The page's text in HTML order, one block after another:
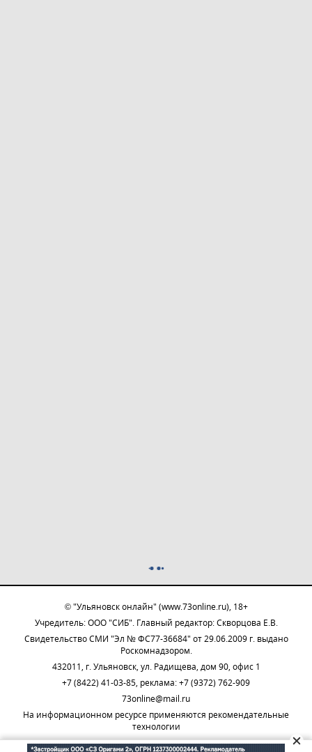
© "Ульяновск онлайн" (www.73online.ru), 18+
Учредитель: ООО "СИБ". Главный редактор: Скворцова Е.В.
Свидетельство СМИ "Эл № ФС77-36684" от 29.06.2009 г. выдано
Роскомнадзором.
432011, г. Ульяновск, ул. Радищева, дом 90, офис 1
+7 (8422) 41-03-85, реклама: +7 (9372) 762-909
73online@mail.ru
На информационном ресурсе применяются рекомендательные
технологии